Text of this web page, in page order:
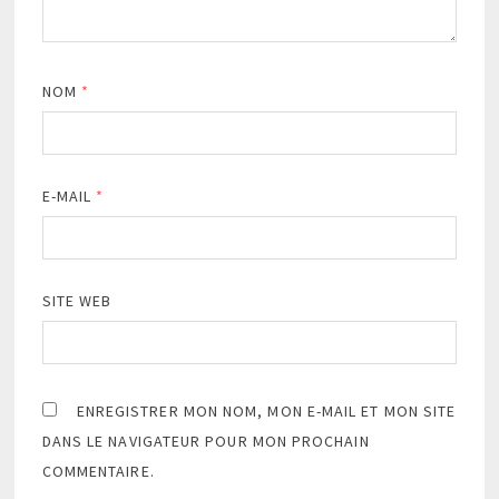
NOM *
E-MAIL *
SITE WEB
ENREGISTRER MON NOM, MON E-MAIL ET MON SITE
DANS LE NAVIGATEUR POUR MON PROCHAIN
COMMENTAIRE.